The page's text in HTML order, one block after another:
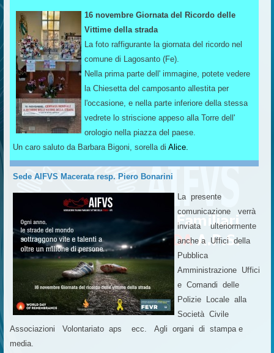
16 novembre Giornata del Ricordo delle
Vittime della strada
La foto raffigurante la giornata del ricordo nel
comune di Lagosanto (Fe).
Nella prima parte dell' immagine, potete vedere
la Chiesetta del camposanto allestita per
l'occasione, e nella parte inferiore della stessa
vedrete lo striscione appeso alla Torre dell'
orologio nella piazza del paese.
Un caro saluto da Barbara Bigoni, sorella di Alice.
Sede AIFVS Macerata resp. Piero Bonarini
La presente
comunicazione verrà
inviata ulteriormente
anche a Uffici della
Pubblica
Amministrazione Uffici
e Comandi delle
Polizie Locale alla
Società Civile
Associazioni Volontariato aps ecc. Agli organi di stampa e
media.